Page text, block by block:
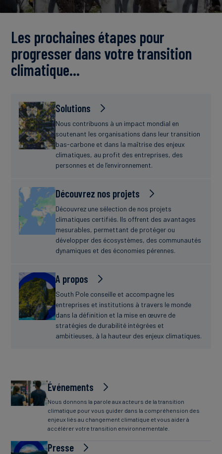
Les prochaines étapes pour
progresser dans votre transition
climatique…
Solutions
Nous contribuons à un impact mondial en
soutenant les organisations dans leur transition
bas-carbone et dans la maîtrise des enjeux
climatiques, au profit des entreprises, des
personnes et de l’environnement.
Découvrez nos projets
Découvrez une sélection de nos projets
climatiques certifiés. Ils offrent des avantages
mesurables, permettant de protéger ou
développer des écosystèmes, des communautés
dynamiques et des économies pérennes.
A propos
South Pole conseille et accompagne les
entreprises et institutions à travers le monde
dans la définition et la mise en œuvre de
stratégies de durabilité intégrées et
ambitieuses, à la hauteur des enjeux climatiques.
Événements
Nous donnons la parole aux acteurs de la transition
climatique pour vous guider dans la compréhension des
enjeux liés au changement climatique et vous aider à
accélérer votre transition environnementale.
Presse